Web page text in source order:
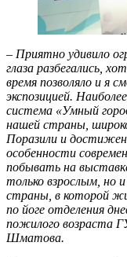
– Приятно удивило
глаза разбегались,
время позволяло и я
экспозицией.
система «Умный
нашей страны,
Поразили и
особенности
побывать на
только взрослым, но
страны, в которой
по йоге отделения
пожилого возраста
Шматова.